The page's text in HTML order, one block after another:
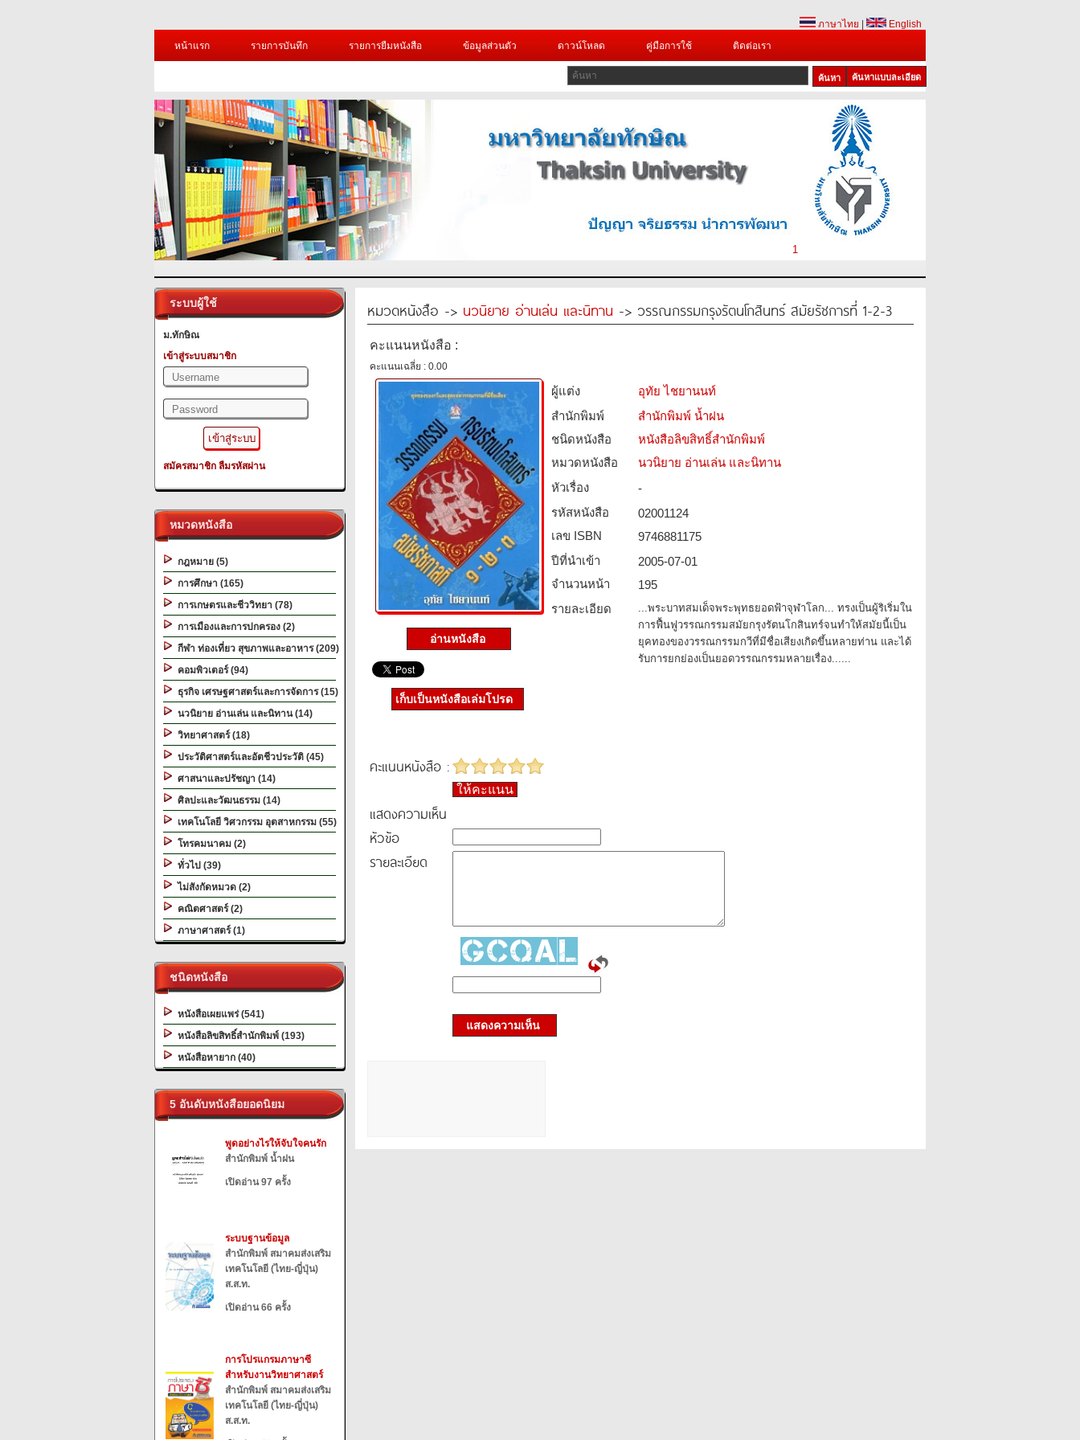
ภาษาไทย
English
หน้าแรก
รายการบันทึก รายการยืมหนังสือ ข้อมูลส่วนตัว ดาวน์โหลด คู่มือการใช้ ติดต่อเรา
ค้นหาแบบละเอียด
1
ระบบผู้ใช้
ม.ทักษิณ
เข้าสู่ระบบสมาชิก
สมัครสมาชิก ลืมรหัสผ่าน
หมวดหนังสือ
กฎหมาย (5)
การศึกษา (165)
การเกษตรและชีววิทยา (78)
การเมืองและการปกครอง (2)
กีฬา ท่องเที่ยว สุขภาพและอาหาร (209)
คอมพิวเตอร์ (94)
ธุรกิจ เศรษฐศาสตร์และการจัดการ (15)
นวนิยาย อ่านเล่น และนิทาน (14)
วิทยาศาสตร์ (18)
ประวัติศาสตร์และอัตชีวประวัติ (45)
ศาสนาและปรัชญา (14)
ศิลปะและวัฒนธรรม (14)
เทคโนโลยี วิศวกรรม อุตสาหกรรม (55)
โทรคมนาคม (2)
ทั่วไป (39)
ไม่สังกัดหมวด (2)
คณิตศาสตร์ (2)
ภาษาศาสตร์ (1)
ชนิดหนังสือ
หนังสือเผยแพร่ (541)
หนังสือลิขสิทธิ์สำนักพิมพ์ (193)
หนังสือหายาก (40)
5 อันดับหนังสือยอดนิยม
พูดอย่างไรให้จับใจคนรัก
สำนักพิมพ์ น้ำฝน
เปิดอ่าน 97 ครั้ง
ระบบฐานข้อมูล
สำนักพิมพ์ สมาคมส่งเสริม
เทคโนโลยี (ไทย-ญี่ปุ่น)
ส.ส.ท.
เปิดอ่าน 66 ครั้ง
การโปรแกรมภาษาซี
สำหรับงานวิทยาศาสตร์
สำนักพิมพ์ สมาคมส่งเสริม
เทคโนโลยี (ไทย-ญี่ปุ่น)
ส.ส.ท.
หมวดหนังสือ -> นวนิยาย อ่านเล่น และนิทาน -> วรรณกรรมกรุงรัตนโกสินทร์ สมัยรัชการที่ 1-2-3
คะแนนหนังสือ :
คะแนนเฉลี่ย : 0.00
อ่านหนังสือ
ผู้แต่ง
อุทัย ไชยานนท์
สำนักพิมพ์
สำนักพิมพ์ น้ำฝน
ชนิดหนังสือ­
หนังสือลิขสิทธิ์สำนักพิมพ์
หมวดหนังสือ­
นวนิยาย อ่านเล่น และนิทาน
หัวเรื่อง
-
รหัสหนังสือ­
02001124
เลข ISBN
9746881175
ปีที่นำเข้า
2005-07-01
จำนวนหน้า
195
รายละเอียด
...พระบาทสมเด็จพระพุทธยอดฟ้าจุฬาโลก... ทรงเป็นผู้ริเริ่มใน
การฟื้นฟูวรรณกรรมสมัยกรุงรัตนโกสินทร์จนทำให้สมัยนี้เป็น
ยุคทองของวรรณกรรมกวีที่มีชื่อเสียงเกิดขึ้นหลายท่าน และได้
รับการยกย่องเป็นยอดวรรณกรรมหลายเรื่อง......
เก็บเป็นหนังสือเล่มโปรด
คะแนนหนังสือ :
ให้คะแนน
แสดงความเห็น
หัวข้อ
รายละเอียด
แสดงความเห็น